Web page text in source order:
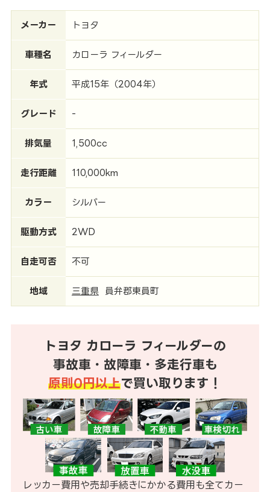
メーカー トヨタ
車種名 カローラ フィールダー
年式 平成15年（2004年）
グレード -
排気量 1,500cc
走行距離 110,000km
カラー シルバー
駆動方式 2WD
自走可否 不可
地域 三重県 員弁郡東員町
トヨタ カローラ フィールダーの
事故車・故障車・多走行車も
原則0円以上で買い取ります！
レッカー費用や売却手続きにかかる費用も全てカー